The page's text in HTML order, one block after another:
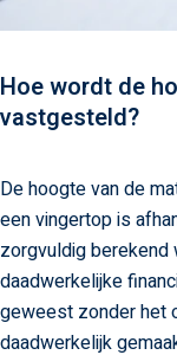
Hoe wordt de
vastgesteld?
De hoogte van de
een vingertop is
zorgvuldig berekend
daadwerkelijke
geweest zonder het
daadwerkelijk